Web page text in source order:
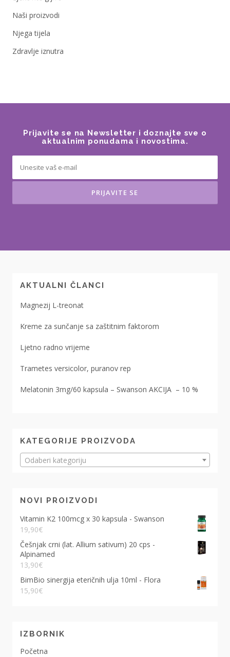
Naši proizvodi
Njega tijela
Zdravlje iznutra
Prijavite se na Newsletter i doznajte sve o
aktualnim ponudama i novostima.
AKTUALNI ČLANCI
Magnezij L-treonat
Kreme za sunčanje sa zaštitnim faktorom
Ljetno radno vrijeme
Trametes versicolor, puranov rep
Melatonin 3mg/60 kapsula – Swanson AKCIJA – 10 %
KATEGORIJE PROIZVODA
Odaberi kategoriju
NOVI PROIZVODI
Vitamin K2 100mcg x 30 kapsula - Swanson
19,90€
Češnjak crni (lat. Allium sativum) 20 cps -
Alpinamed
13,90€
BimBio sinergija eteričnih ulja 10ml - Flora
15,90€
IZBORNIK
Početna